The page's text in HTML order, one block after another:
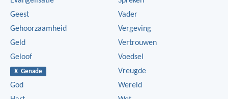
Geest
Gehoorzaamheid
Geld
Geloof
X Genade
God
Vader
Vergeving
Vertrouwen
Voedsel
Vreugde
Wereld